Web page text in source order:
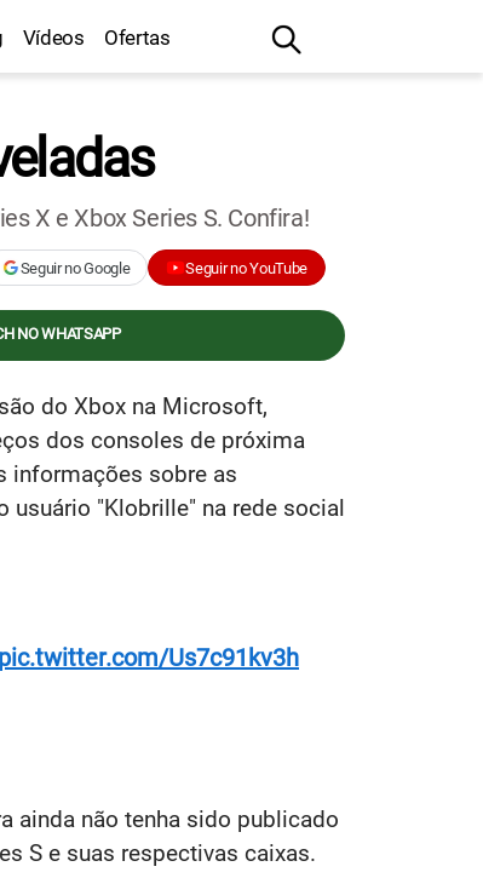
Vídeos Ofertas
X e Xbox Series S. Confira!
Seguir no Google Seguir no YouTube
NO WHATSAPP
do Xbox na Microsoft,
dos consoles de próxima
informações sobre as
usuário "Klobrille" na rede social
pic.twitter.com/Us7c91kv3h
ainda não tenha sido publicado
S e suas respectivas caixas.